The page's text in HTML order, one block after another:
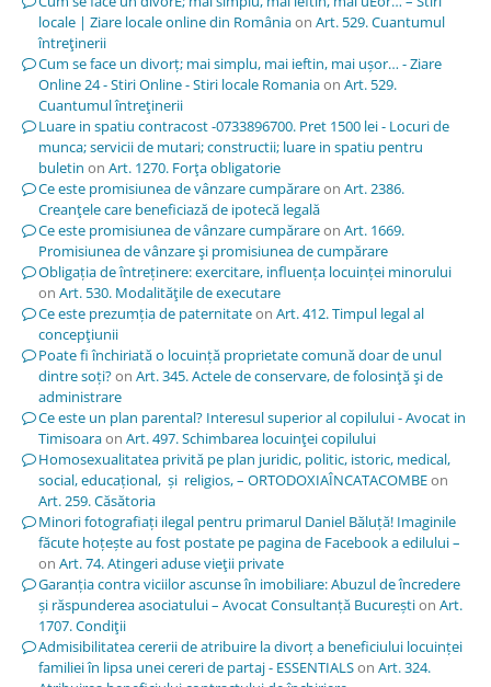
locale | Ziare locale online din Româniaon Art. 529. Cuantumul
întreţinerii
Cum se face un divorț; mai simplu, mai ieftin, mai ușor… - Ziare
Online 24 - Stiri Online - Stiri locale Romaniaon Art. 529.
Cuantumul întreţinerii
Luare in spatiu contracost -0733896700. Pret 1500 lei - Locuri de
munca; servicii de mutari; constructii; luare in spatiu pentru
buletin on Art. 1270. Forţa obligatorie
Ce este promisiunea de vânzare cumpărareon Art. 2386.
Creanţele care beneficiază de ipotecă legală
Ce este promisiunea de vânzare cumpărareon Art. 1669.
Promisiunea de vânzare şi promisiunea de cumpărare
Obligația de întreținere: exercitare, influența locuinței minorului
on Art. 530. Modalităţile de executare
Ce este prezumția de paternitateon Art. 412. Timpul legal al
concepţiunii
Poate fi închiriată o locuință proprietate comună doar de unul
dintre soți?on Art. 345. Actele de conservare, de folosinţă şi de
administrare
Ce este un plan parental? Interesul superior al copilului - Avocat in
Timisoaraon Art. 497. Schimbarea locuinţei copilului
Homosexualitatea privită pe plan juridic, politic, istoric, medical,
social, educațional, și religios, – ORTODOXIAÎNCATACOMBEon
Art. 259. Căsătoria
Minori fotografiați ilegal pentru primarul Daniel Băluță! Imaginile
făcute hoțește au fost postate pe pagina de Facebook a edilului –
on Art. 74. Atingeri aduse vieţii private
Garanția contra viciilor ascunse în imobiliare: Abuzul de încredere
și răspunderea asociatului – Avocat Consultanță Bucureștion Art.
1707. Condiţii
Admisibilitatea cererii de atribuire la divorț a beneficiului locuinței
familiei în lipsa unei cereri de partaj - ESSENTIALSon Art. 324.